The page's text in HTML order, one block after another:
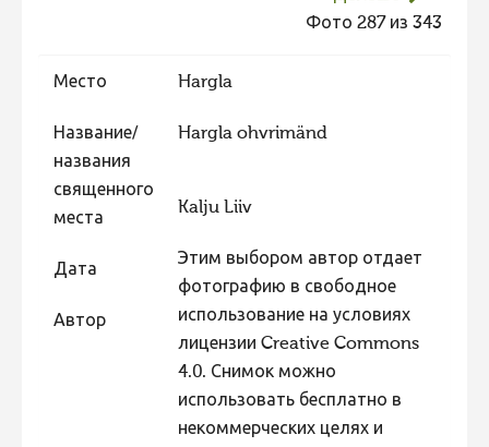
Фотоконкурс 2014
Фотоконкурс 2013
Фотоконкурс 2012
Фотоконкурс 2011
Фотоконкурс 2009
Фотоконкурс 2008
Фото 287 из 343
Место Hargla
Название/
названия
священного
места
Hargla ohvrimänd
Дата
Автор
Kalju Liiv
Этим выбором автор отдает
фотографию в свободное
использование на условиях
лицензии Creative Commons
4.0. Снимок можно
использовать бесплатно в
некоммерческих целях и